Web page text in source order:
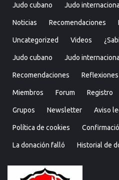
Judo cubano Judo
Noticias Recomendaciones
Uncategorized Videos
Judo cubano Judo
Recomendaciones Reflexiones
Miembros Forum Registro
Grupos Newsletter Aviso
Política de cookies
La donación falló Historial de